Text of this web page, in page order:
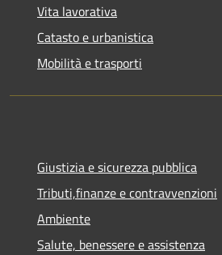
Vita lavorativa
Catasto e urbanistica
Mobilità e trasporti
Giustizia e sicurezza pubblica
Tributi,finanze e contravvenzioni
Ambiente
Salute, benessere e assistenza